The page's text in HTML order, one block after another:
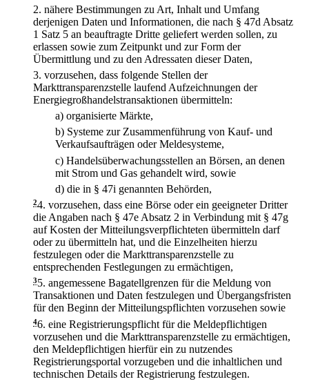
2. nähere Bestimmungen zu Art, Inhalt und Umfang
derjenigen Daten und Informationen, die nach § 47d Absatz
1 Satz 5 an beauftragte Dritte geliefert werden sollen, zu
erlassen sowie zum Zeitpunkt und zur Form der
Übermittlung und zu den Adressaten dieser Daten,
3. vorzusehen, dass folgende Stellen der
Markttransparenzstelle laufend Aufzeichnungen der
Energiegroßhandelstransaktionen übermitteln:
a) organisierte Märkte,
b) Systeme zur Zusammenführung von Kauf- und
Verkaufsaufträgen oder Meldesysteme,
c) Handelsüberwachungsstellen an Börsen, an denen
mit Strom und Gas gehandelt wird, sowie
d) die in § 47i genannten Behörden,
24. vorzusehen, dass eine Börse oder ein geeigneter Dritter
die Angaben nach § 47e Absatz 2 in Verbindung mit § 47g
auf Kosten der Mitteilungsverpflichteten übermitteln darf
oder zu übermitteln hat, und die Einzelheiten hierzu
festzulegen oder die Markttransparenzstelle zu
entsprechenden Festlegungen zu ermächtigen,
35. angemessene Bagatellgrenzen für die Meldung von
Transaktionen und Daten festzulegen und Übergangsfristen
für den Beginn der Mitteilungspflichten vorzusehen sowie
46. eine Registrierungspflicht für die Meldepflichtigen
vorzusehen und die Markttransparenzstelle zu ermächtigen,
den Meldepflichtigen hierfür ein zu nutzendes
Registrierungsportal vorzugeben und die inhaltlichen und
technischen Details der Registrierung festzulegen.